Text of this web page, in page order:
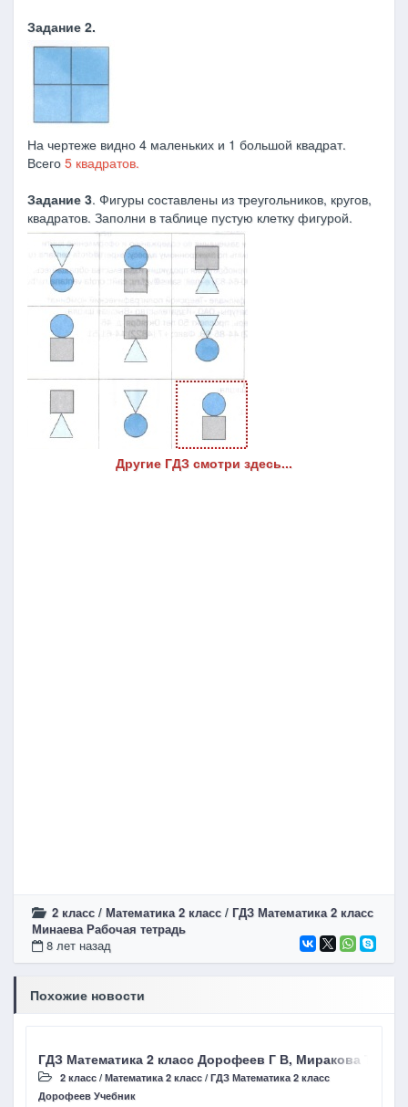
Задание 2.
На чертеже видно 4 маленьких и 1 большой квадрат.
Всего 5 квадратов.
Задание 3. Фигуры составлены из треугольников, кругов,
квадратов. Заполни в таблице пустую клетку фигурой.
Другие ГДЗ смотри здесь...
2 класс / Математика 2 класс / ГДЗ Математика 2 класс
Минаева Рабочая тетрадь
8 лет назад
Похожие новости
ГДЗ Математика 2 класс Дорофеев Г В, Миракова Т Н
2 класс / Математика 2 класс / ГДЗ Математика 2 класс
Дорофеев Учебник